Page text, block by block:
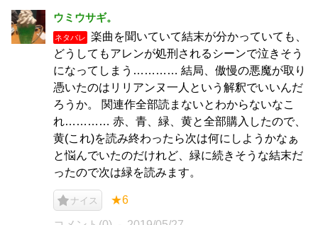
ウミウサギ。
ネタバレ
楽曲を聞いていて結末が分かっていても、
どうしてもアレンが処刑されるシーンで泣きそう
になってしまう………… 結局、傲慢の悪魔が取り
憑いたのはリリアンヌ一人という解釈でいいんだ
ろうか。 関連作全部読まないとわからないなこ
れ………… 赤、青、緑、黄と全部購入したので、
黄(これ)を読み終わったら次は何にしようかなぁ
と悩んでいたのだけれど、緑に続きそうな結末だ
ったので次は緑を読みます。
ナイス ★6